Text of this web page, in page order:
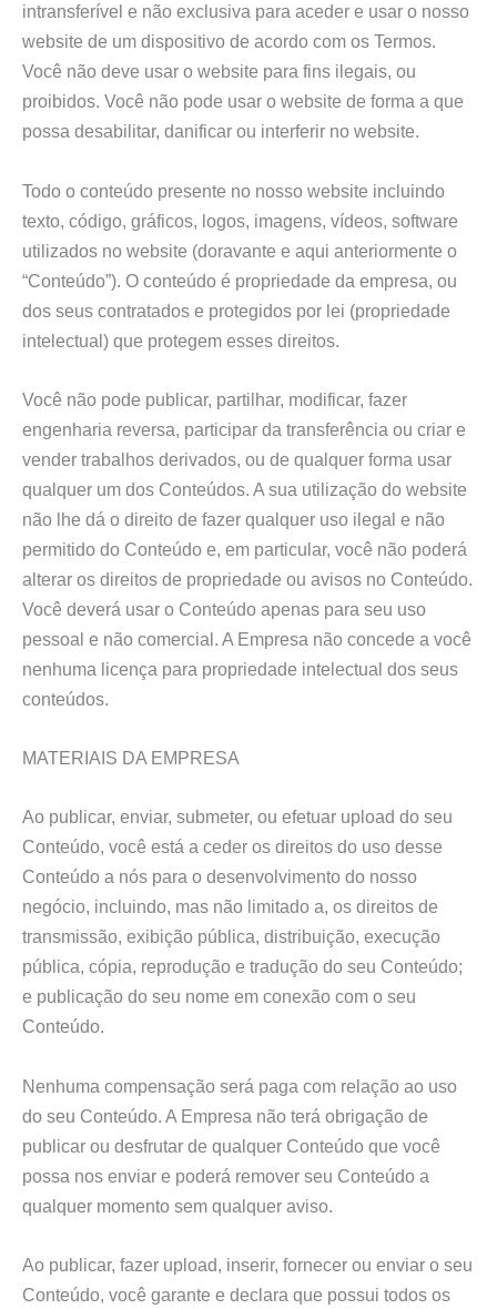
intransferível e não exclusiva para aceder e usar o nosso
website de um dispositivo de acordo com os Termos.
Você não deve usar o website para fins ilegais, ou
proibidos. Você não pode usar o website de forma a que
possa desabilitar, danificar ou interferir no website.
Todo o conteúdo presente no nosso website incluindo
texto, código, gráficos, logos, imagens, vídeos, software
utilizados no website (doravante e aqui anteriormente o
“Conteúdo”). O conteúdo é propriedade da empresa, ou
dos seus contratados e protegidos por lei (propriedade
intelectual) que protegem esses direitos.
Você não pode publicar, partilhar, modificar, fazer
engenharia reversa, participar da transferência ou criar e
vender trabalhos derivados, ou de qualquer forma usar
qualquer um dos Conteúdos. A sua utilização do website
não lhe dá o direito de fazer qualquer uso ilegal e não
permitido do Conteúdo e, em particular, você não poderá
alterar os direitos de propriedade ou avisos no Conteúdo.
Você deverá usar o Conteúdo apenas para seu uso
pessoal e não comercial. A Empresa não concede a você
nenhuma licença para propriedade intelectual dos seus
conteúdos.
MATERIAIS DA EMPRESA
Ao publicar, enviar, submeter, ou efetuar upload do seu
Conteúdo, você está a ceder os direitos do uso desse
Conteúdo a nós para o desenvolvimento do nosso
negócio, incluindo, mas não limitado a, os direitos de
transmissão, exibição pública, distribuição, execução
pública, cópia, reprodução e tradução do seu Conteúdo;
e publicação do seu nome em conexão com o seu
Conteúdo.
Nenhuma compensação será paga com relação ao uso
do seu Conteúdo. A Empresa não terá obrigação de
publicar ou desfrutar de qualquer Conteúdo que você
possa nos enviar e poderá remover seu Conteúdo a
qualquer momento sem qualquer aviso.
Ao publicar, fazer upload, inserir, fornecer ou enviar o seu
Conteúdo, você garante e declara que possui todos os